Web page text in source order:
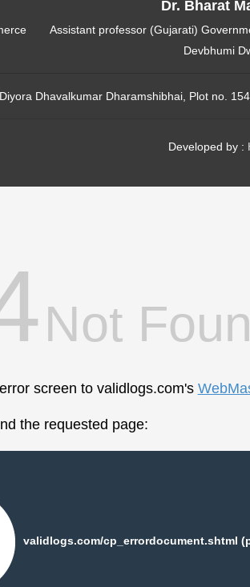
Dr. Bharat
Assistant professor (Gujarati)
Devbhumi
Diyora Dhavalkumar Dharamshibhai, Plot no.
Developed by :
Not
screen to validlogs.com's
the requested page:
validlogs.com/cp_errordocument.shtml